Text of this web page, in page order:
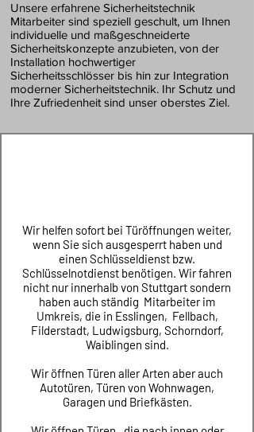
Unsere erfahrene Sicherheitstechnik
Mitarbeiter sind speziell geschult, um Ihnen
individuelle und maßgeschneiderte
Sicherheitskonzepte anzubieten, von der
Installation hochwertiger
Sicherheitsschlösser bis hin zur Integration
moderner Sicherheitstechnik. Ihr Schutz und
Ihre Zufriedenheit sind unser oberstes Ziel.
Wir helfen sofort bei Türöffnungen weiter,
wenn Sie sich ausgesperrt haben und
einen Schlüsseldienst bzw.
Schlüsselnotdienst benötigen. Wir fahren
nicht nur innerhalb von Stuttgart sondern
haben auch ständig Mitarbeiter im
Umkreis, die in Esslingen, Fellbach,
Filderstadt, Ludwigsburg, Schorndorf,
Waiblingen sind.
Wir öffnen Türen aller Arten aber auch
Autotüren, Türen von Wohnwagen,
Garagen und Briefkästen.